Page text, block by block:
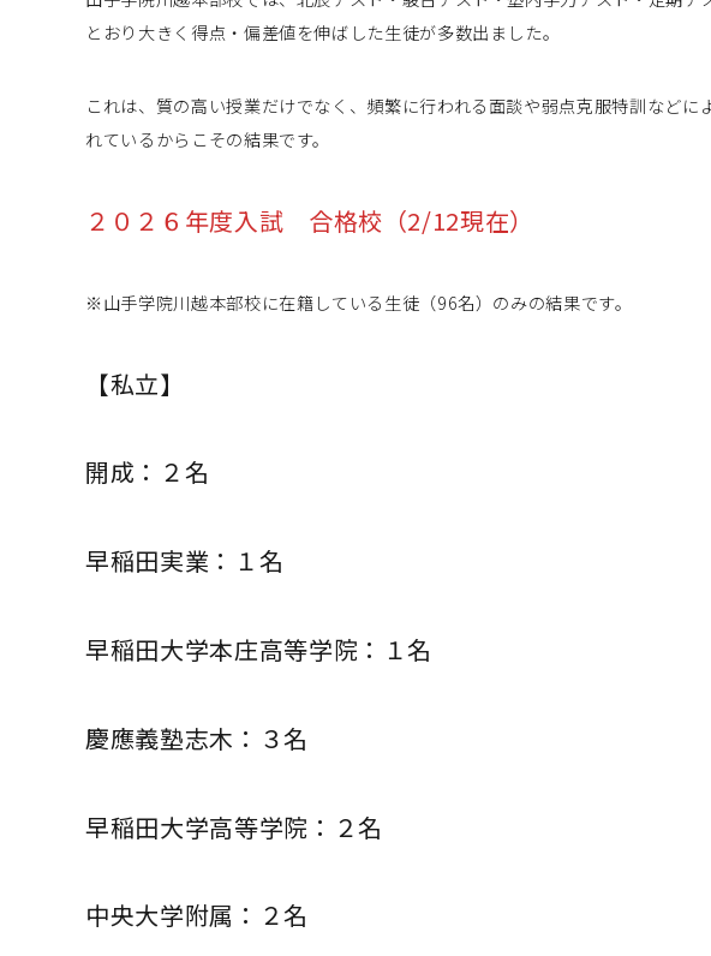
とおり大きく得点・偏差値を伸ばした生徒が多数出ました。
これは、質の高い授業だけでなく、頻繁に行われる面談や弱点克服特訓などに
れているからこその結果です。
２０２６年度入試 合格校（2/12現在）
※山手学院川越本部校に在籍している生徒（96名）のみの結果です。
【私立】
開成：２名
早稲田実業：１名
早稲田大学本庄高等学院：１名
慶應義塾志木：３名
早稲田大学高等学院：２名
中央大学附属：２名